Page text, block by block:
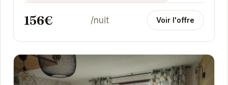
156€ /nuit Voir l'offre